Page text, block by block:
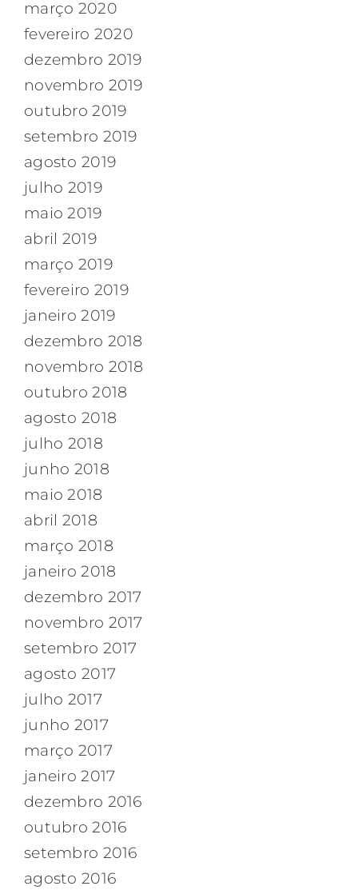
março 2020
fevereiro 2020
dezembro 2019
novembro 2019
outubro 2019
setembro 2019
agosto 2019
julho 2019
maio 2019
abril 2019
março 2019
fevereiro 2019
janeiro 2019
dezembro 2018
novembro 2018
outubro 2018
agosto 2018
julho 2018
junho 2018
maio 2018
abril 2018
março 2018
janeiro 2018
dezembro 2017
novembro 2017
setembro 2017
agosto 2017
julho 2017
junho 2017
março 2017
janeiro 2017
dezembro 2016
outubro 2016
setembro 2016
agosto 2016